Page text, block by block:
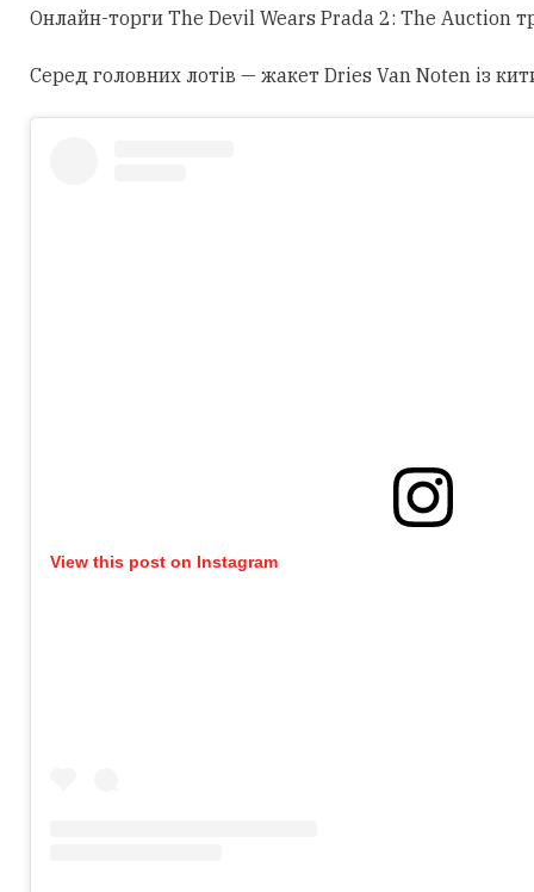
Онлайн-торги The Devil Wears Prada 2: The Auction
Серед головних лотів — жакет Dries Van Noten із
View this post on Instagram